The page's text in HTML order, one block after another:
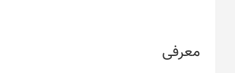
معرفی